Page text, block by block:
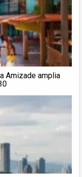
Amizade amplia